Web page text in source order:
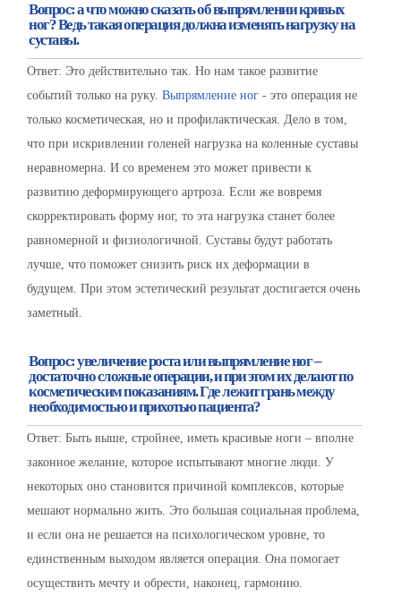
Вопрос: а что можно сказать об выпрямлении кривых
ног? Ведь такая операция должна изменять нагрузку на
суставы.
Ответ: Это действительно так. Но нам такое развитие
событий только на руку. Выпрямление ног - это операция не
только косметическая, но и профилактическая . Дело в том,
что при искривлении голеней нагрузка на коленные суставы
неравномерна. И со временем это может привести к
развитию деформирующего артроза. Если же вовремя
скорректировать форму ног, то эта нагрузка станет более
равномерной и физиологичной. Суставы будут работать
лучше, что поможет снизить риск их деформации в
будущем. При этом эстетический результат достигается очень
заметный.
Вопрос: увеличение роста или выпрямление ног –
достаточно сложные операции, и при этом их делают по
косметическим показаниям. Где лежит грань между
необходимостью и прихотью пациента?
Ответ: Быть выше, стройнее, иметь красивые ноги – вполне
законное желание, которое испытывают многие люди. У
некоторых оно становится причиной комплексов, которые
мешают нормально жить. Это большая социальная проблема,
и если она не решается на психологическом уровне, то
единственным выходом является операция. Она помогает
осуществить мечту и обрести, наконец, гармонию.